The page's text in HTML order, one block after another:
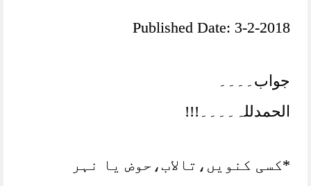
Published Date: 3-2-2018
جواب۔۔۔۔
الحمدللہ۔۔۔۔!!!
*کسی کنویں،تالاب،حوض یا نہر